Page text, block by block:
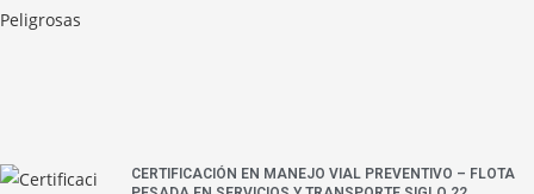
CERTIFICACIÓN EN MANEJO VIAL PREVENTIVO – FLOTA